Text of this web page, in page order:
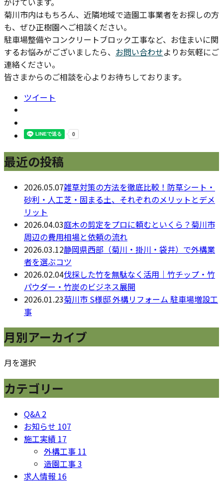
菊川市内はもちろん、近隣地域で造園工事業者をお探しの方
も、ぜひ正樹園へご相談ください。
駐車場整備やコンクリートブロック工事など、お住まいに関
するお悩みがございましたら、 お問い合わせよりお気軽にご
連絡ください。
皆さまからのご相談を心よりお待ちしております。
ツイート
最近の投稿
2026.05.07雑草対策の方法を徹底比較！防草シート・
砂利・人工芝・固まる土、それぞれのメリットとデメ
リット
2026.04.03庭木の剪定をプロに頼むといくら？菊川市
周辺の費用相場と依頼の流れ
2026.03.12静岡県西部（菊川・掛川・袋井）で外構業
者を選ぶコツ
2026.02.04伐採した竹を無駄なく活用｜竹チップ・竹
パウダー・竹炭のビジネス展開
2026.01.23菊川市 S様邸 外構リフォーム 駐車場増設工
事
月別アーカイブ
月を選択
カテゴリー
Q&A 2
お知らせ 107
施工実績 17
外構工事 11
造園工事3
求人情報 16